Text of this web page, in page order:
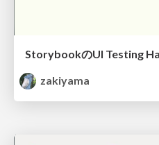
StorybookのUI Testing
zakiyama